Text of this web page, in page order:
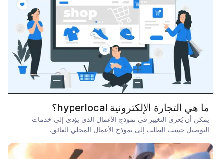
ما هي التجارة الإلكترونية hyperlocal؟
يمكن أن يُعزى التغيير في نموذج الأعمال الذي يؤدي إلى خدمات
التوصيل حسب الطلب إلى نموذج الأعمال المحلي الفائق.